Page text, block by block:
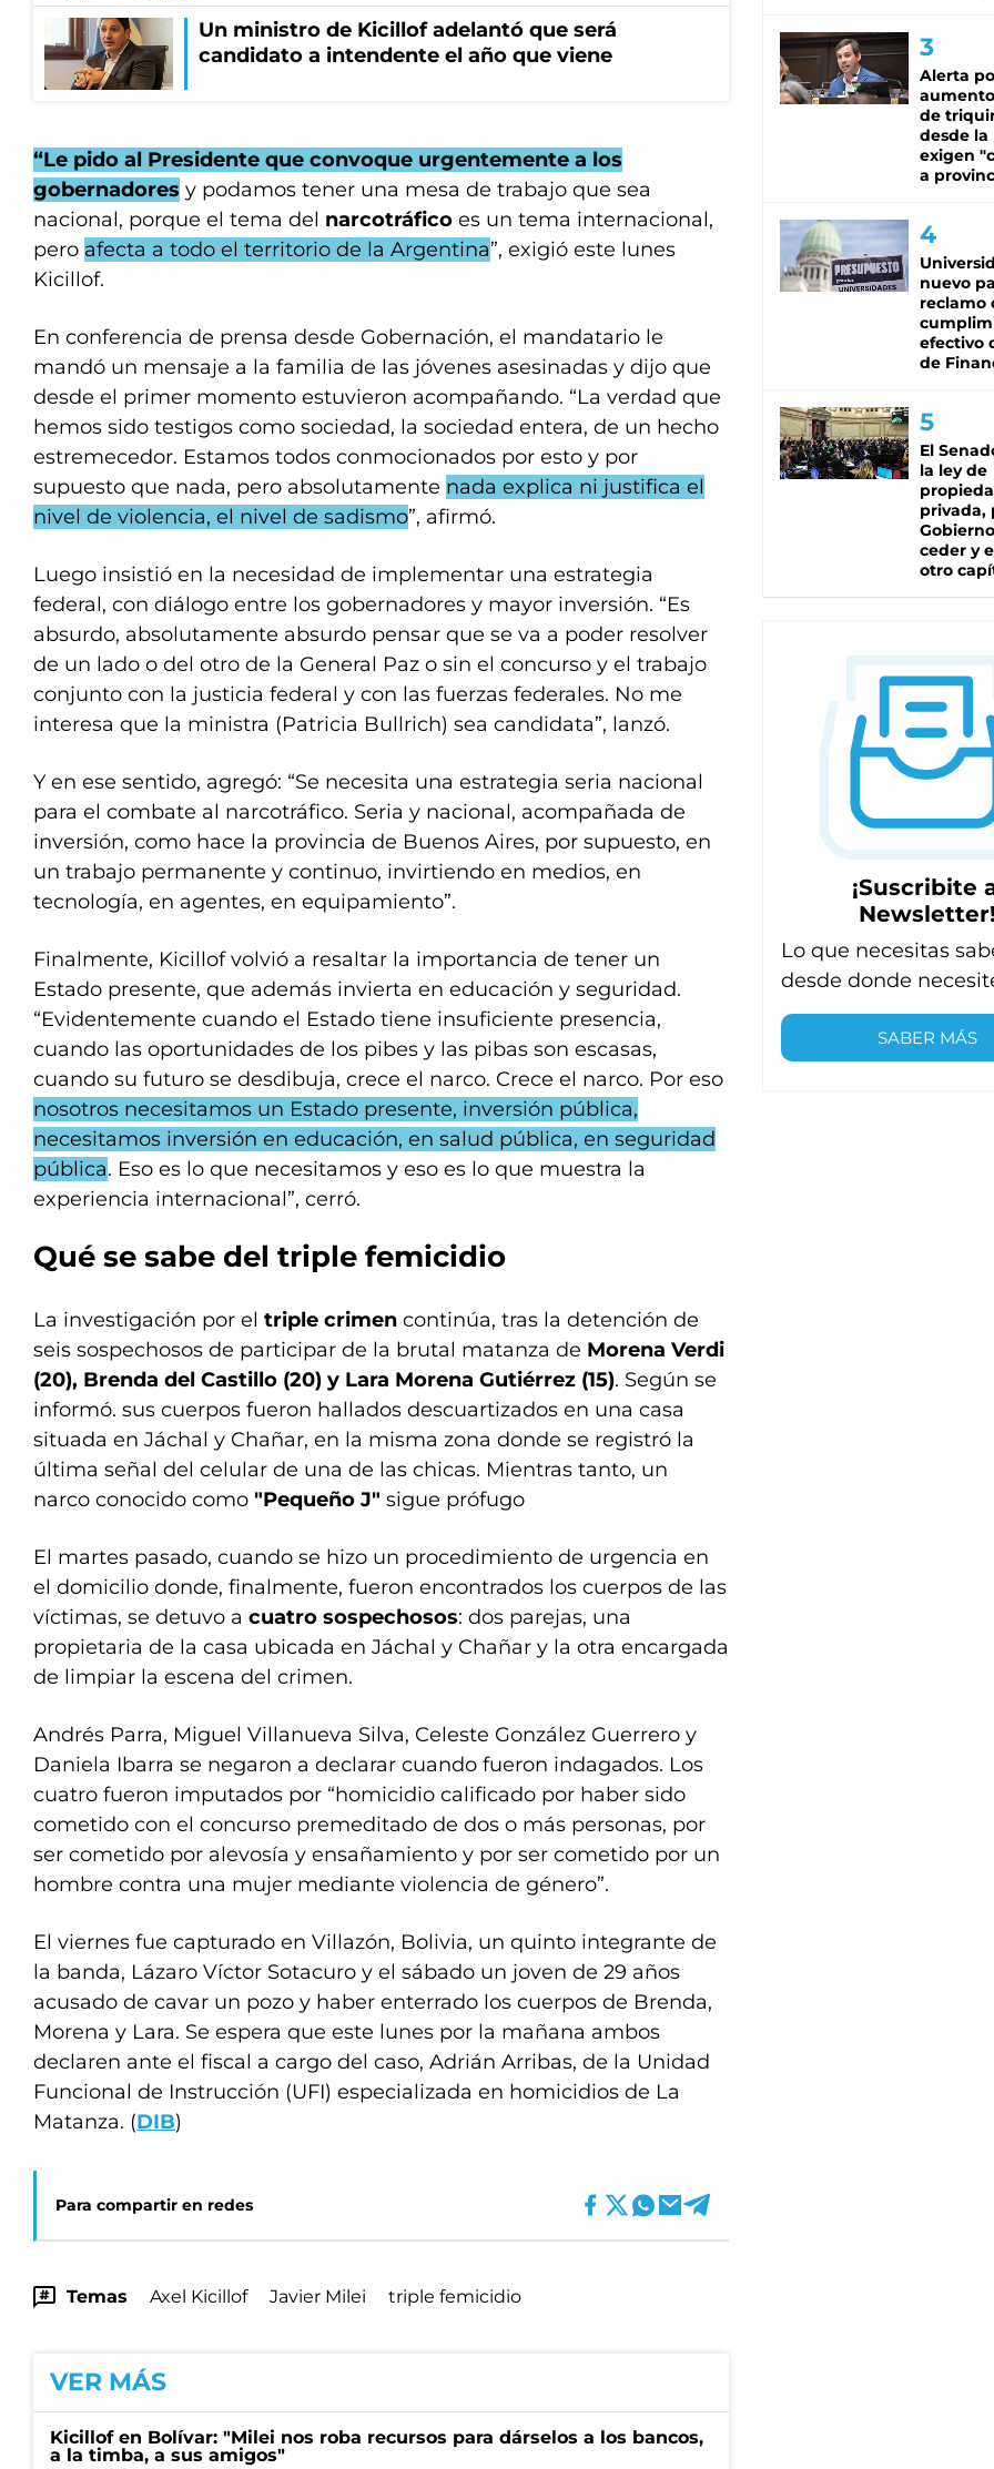
Un ministro de Kicillof adelantó que será
candidato a intendente el año que viene
“Le pido al Presidente que convoque urgentemente a los
gobernadores y podamos tener una mesa de trabajo que sea
nacional, porque el tema del narcotráfico es un tema internacional,
pero afecta a todo el territorio de la Argentina”, exigió este lunes
Kicillof.
En conferencia de prensa desde Gobernación, el mandatario le
mandó un mensaje a la familia de las jóvenes asesinadas y dijo que
desde el primer momento estuvieron acompañando. “La verdad que
hemos sido testigos como sociedad, la sociedad entera, de un hecho
estremecedor. Estamos todos conmocionados por esto y por
supuesto que nada, pero absolutamente nada explica ni justifica el
nivel de violencia, el nivel de sadismo”, afirmó.
Luego insistió en la necesidad de implementar una estrategia
federal, con diálogo entre los gobernadores y mayor inversión. “Es
absurdo, absolutamente absurdo pensar que se va a poder resolver
de un lado o del otro de la General Paz o sin el concurso y el trabajo
conjunto con la justicia federal y con las fuerzas federales. No me
interesa que la ministra (Patricia Bullrich) sea candidata”, lanzó.
Y en ese sentido, agregó: “Se necesita una estrategia seria nacional
para el combate al narcotráfico. Seria y nacional, acompañada de
inversión, como hace la provincia de Buenos Aires, por supuesto, en
un trabajo permanente y continuo, invirtiendo en medios, en
tecnología, en agentes, en equipamiento”.
Finalmente, Kicillof volvió a resaltar la importancia de tener un
Estado presente, que además invierta en educación y seguridad.
“Evidentemente cuando el Estado tiene insuficiente presencia,
cuando las oportunidades de los pibes y las pibas son escasas,
cuando su futuro se desdibuja, crece el narco. Crece el narco. Por eso
nosotros necesitamos un Estado presente, inversión pública,
necesitamos inversión en educación, en salud pública, en seguridad
pública. Eso es lo que necesitamos y eso es lo que muestra la
experiencia internacional”, cerró.
Qué se sabe del triple femicidio
La investigación por el triple crimen continúa, tras la detención de
seis sospechosos de participar de la brutal matanza de Morena Verdi
(20), Brenda del Castillo (20) y Lara Morena Gutiérrez (15). Según se
informó. sus cuerpos fueron hallados descuartizados en una casa
situada en Jáchal y Chañar, en la misma zona donde se registró la
última señal del celular de una de las chicas. Mientras tanto, un
narco conocido como "Pequeño J" sigue prófugo
El martes pasado, cuando se hizo un procedimiento de urgencia en
el domicilio donde, finalmente, fueron encontrados los cuerpos de las
víctimas, se detuvo a cuatro sospechosos: dos parejas, una
propietaria de la casa ubicada en Jáchal y Chañar y la otra encargada
de limpiar la escena del crimen.
Andrés Parra, Miguel Villanueva Silva, Celeste González Guerrero y
Daniela Ibarra se negaron a declarar cuando fueron indagados. Los
cuatro fueron imputados por “homicidio calificado por haber sido
cometido con el concurso premeditado de dos o más personas, por
ser cometido por alevosía y ensañamiento y por ser cometido por un
hombre contra una mujer mediante violencia de género”.
El viernes fue capturado en Villazón, Bolivia, un quinto integrante de
la banda, Lázaro Víctor Sotacuro y el sábado un joven de 29 años
acusado de cavar un pozo y haber enterrado los cuerpos de Brenda,
Morena y Lara. Se espera que este lunes por la mañana ambos
declaren ante el fiscal a cargo del caso, Adrián Arribas, de la Unidad
Funcional de Instrucción (UFI) especializada en homicidios de La
Matanza. (DIB)
Para compartir en redes
Temas Axel Kicillof Javier Milei triple femicidio
VER MÁS
Kicillof en Bolívar: "Milei nos roba recursos para dárselos a los bancos,
a la timba, a sus amigos"
Alerta
de
desde la
exigen
a
nuevo
reclamo
efectivo
de
El
la ley de
privada,
ceder y
otro
¡Suscribite
Lo que necesitas
desde donde
SABER MÁS